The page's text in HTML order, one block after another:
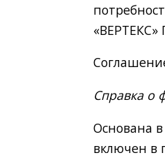
«ВЕРТЕКС»
Справка о
Основана в
включен в